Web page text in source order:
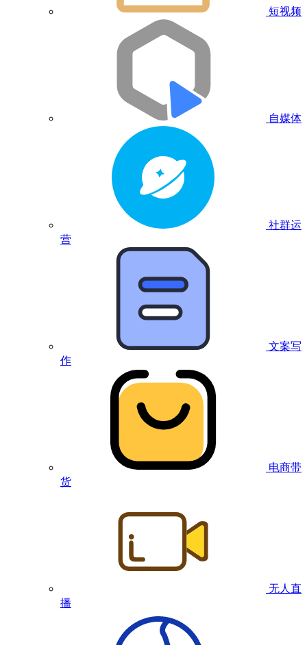
短视频
自媒体
社群运
营
文案写
作
电商带
货
无人直
播